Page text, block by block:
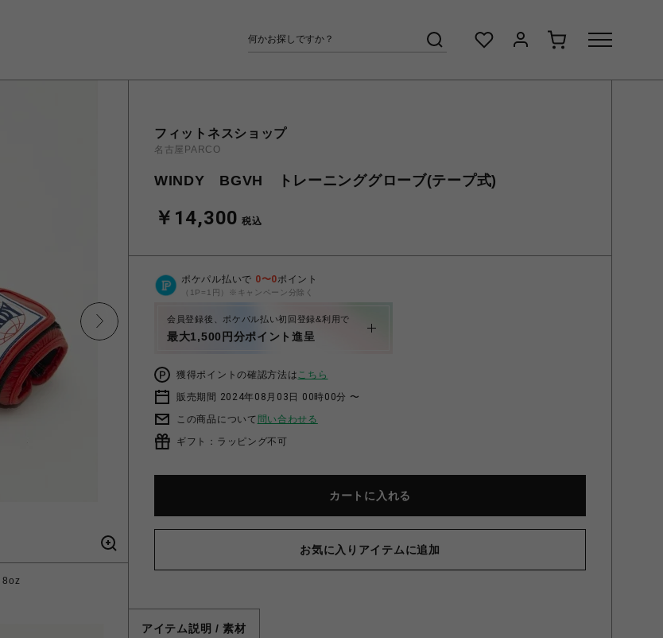
8oz
フィットネスショップ
名古屋PARCO
WINDY BGVH トレーニンググローブ(テープ式)
￥14,300 税込
ポケパル払いで 0〜0ポイント
（1P=1円）※キャンペーン分除く
会員登録後、ポケパル払い初回登録&利用で
最大1,500円分ポイント進呈
獲得ポイントの確認方法はこちら
販売期間 2024年08月03日 00時00分 〜
この商品について 問い合わせる
ギフト：ラッピング不可
カートに入れる
お気に入りアイテムに追加
アイテム説明 / 素材